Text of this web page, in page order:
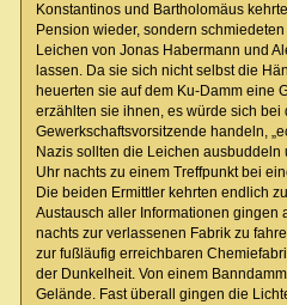
Konstantinos und Bartholomäus
Pension wieder, sondern
Leichen von Jonas Habermann und
lassen. Da sie sich nicht selbst die
heuerten sie auf dem Ku-Damm eine
erzählten sie ihnen, es würde sich bei
Gewerkschaftsvorsitzende handeln,
Nazis sollten die Leichen
Uhr nachts zu einem Treffpunkt bei
Die beiden Ermittler kehrten endlich
Austausch aller Informationen gingen
nachts zur verlassenen Fabrik zu
zur fußläufig erreichbaren
der Dunkelheit. Von einem
Gelände. Fast überall gingen die